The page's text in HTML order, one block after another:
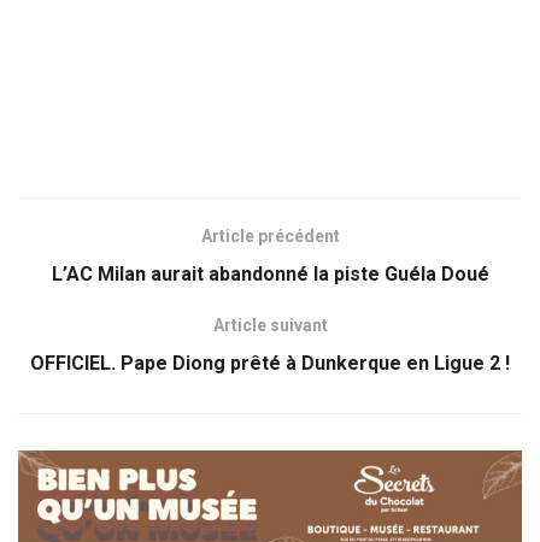
Article précédent
L’AC Milan aurait abandonné la piste Guéla Doué
Article suivant
OFFICIEL. Pape Diong prêté à Dunkerque en Ligue 2 !